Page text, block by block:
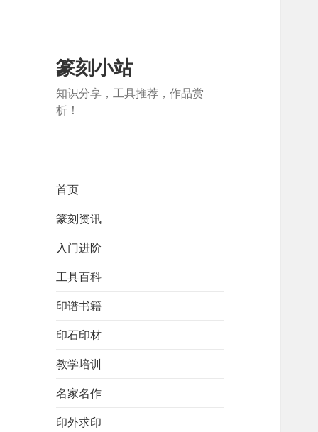
篆刻小站
知识分享，工具推荐，作品赏
析！
首页
篆刻资讯
入门进阶
工具百科
印谱书籍
印石印材
教学培训
名家名作
印外求印